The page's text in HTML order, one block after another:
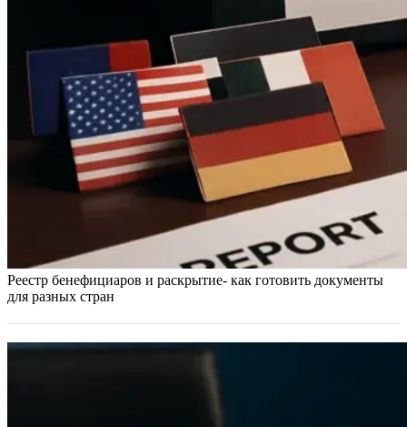
Реестр бенефициаров и раскрытие- как готовить документы
для разных стран